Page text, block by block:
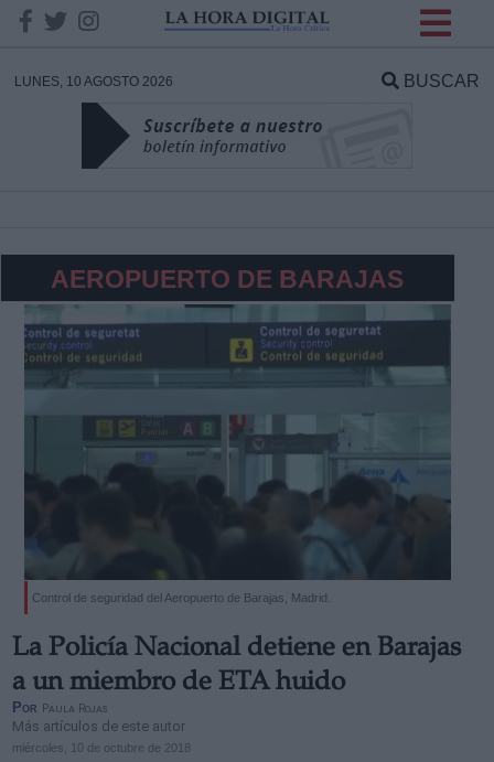
LUNES, 10 AGOSTO 2026 BUSCAR
AEROPUERTO DE BARAJAS
Control de seguridad del Aeropuerto de Barajas, Madrid.
La Policía Nacional detiene en Barajas
a un miembro de ETA huido
Por Paula Rojas
Más artículos de este autor
miércoles, 10 de octubre de 2018
DATOS
Responsable:
Datos tratados:
Destinatarios:
Derechos:
Información adicional
link